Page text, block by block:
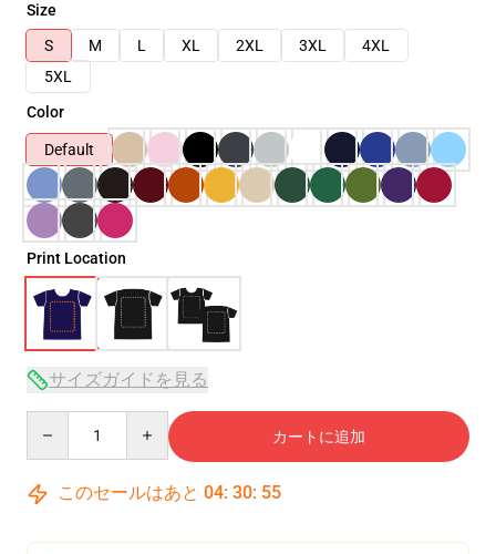
Size
S
M L XL 2XL 3XL
4XL
5XL
Color
Default
Print Location
サイズガイドを見る
カートに追加
このセールはあと 04: 30: 54